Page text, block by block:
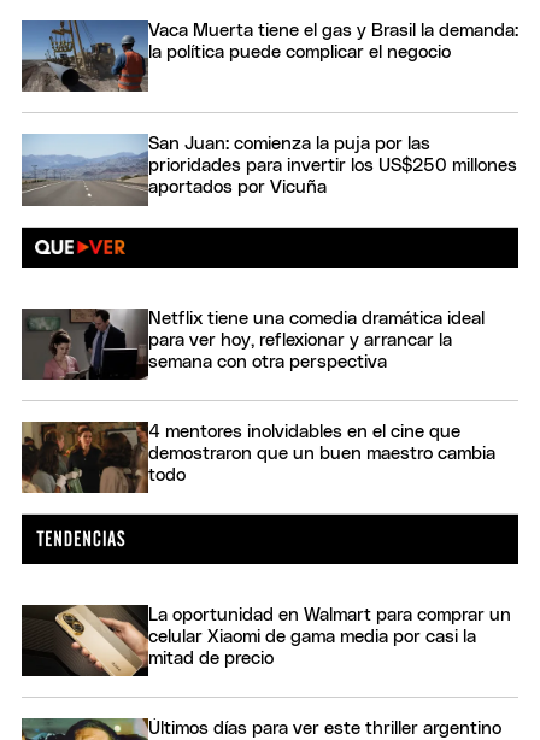
Vaca Muerta tiene el gas y Brasil la demanda:
la política puede complicar el negocio
San Juan: comienza la puja por las
prioridades para invertir los US$250 millones
aportados por Vicuña
Netflix tiene una comedia dramática ideal
para ver hoy, reflexionar y arrancar la
semana con otra perspectiva
4 mentores inolvidables en el cine que
demostraron que un buen maestro cambia
todo
La oportunidad en Walmart para comprar un
celular Xiaomi de gama media por casi la
mitad de precio
Últimos días para ver este thriller argentino